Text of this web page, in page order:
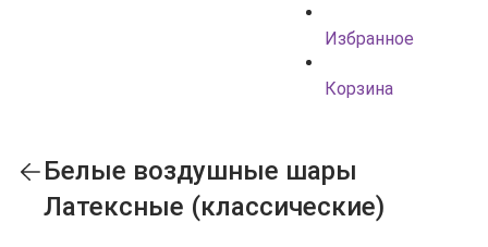
Избранное
Корзина
Белые воздушные шары
Латексные (классические)